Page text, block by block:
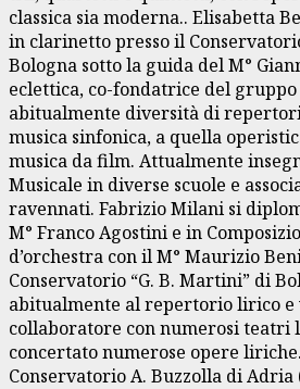
classica sia moderna.. Elisabetta
in clarinetto presso il
Bologna sotto la guida del M°
eclettica, co-fondatrice del gruppo
abitualmente diversità di
musica sinfonica, a quella
musica da film. Attualmente
Musicale in diverse scuole e
ravennati. Fabrizio Milani si
M° Franco Agostini e in
d’orchestra con il M° Maurizio
Conservatorio “G. B. Martini” di
abitualmente al repertorio lirico e
collaboratore con numerosi teatri
concertato numerose opere
Conservatorio A. Buzzolla di Adria